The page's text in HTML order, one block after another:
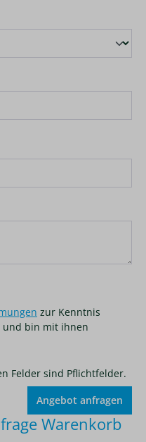
zur Kenntnis
und bin mit ihnen
Felder sind Pflichtfelder.
Warenkorb